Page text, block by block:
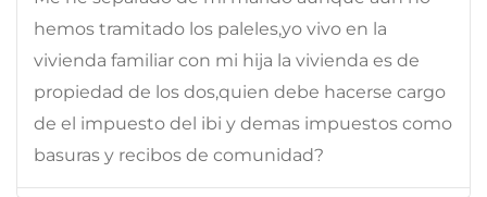
hemos tramitado los paleles,yo vivo en la
vivienda familiar con mi hija la vivienda es de
propiedad de los dos,quien debe hacerse cargo
de el impuesto del ibi y demas impuestos como
basuras y recibos de comunidad?